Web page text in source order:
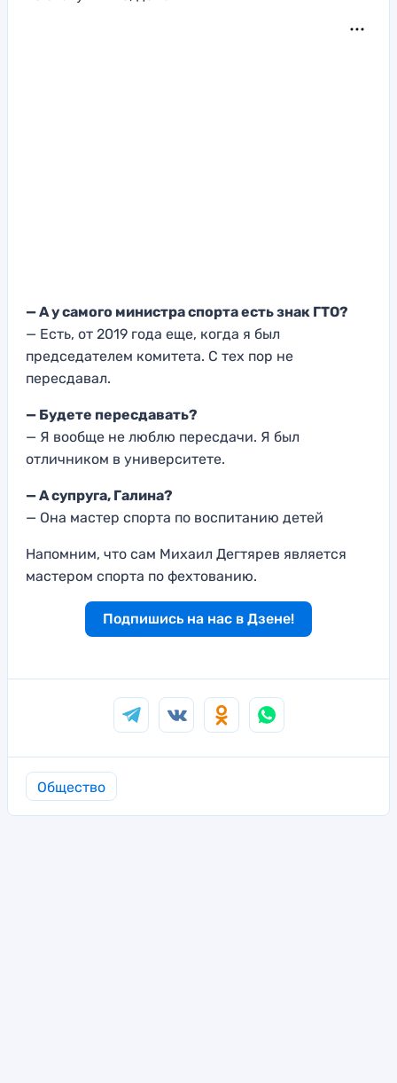
— А у самого министра спорта есть знак ГТО?
— Есть, от 2019 года еще, когда я был
председателем комитета. С тех пор не
пересдавал.
— Будете пересдавать?
— Я вообще не люблю пересдачи. Я был
отличником в университете.
— А супруга, Галина?
— Она мастер спорта по воспитанию детей
Напомним, что сам Михаил Дегтярев является
мастером спорта по фехтованию.
Подпишись на нас в Дзене!
Общество